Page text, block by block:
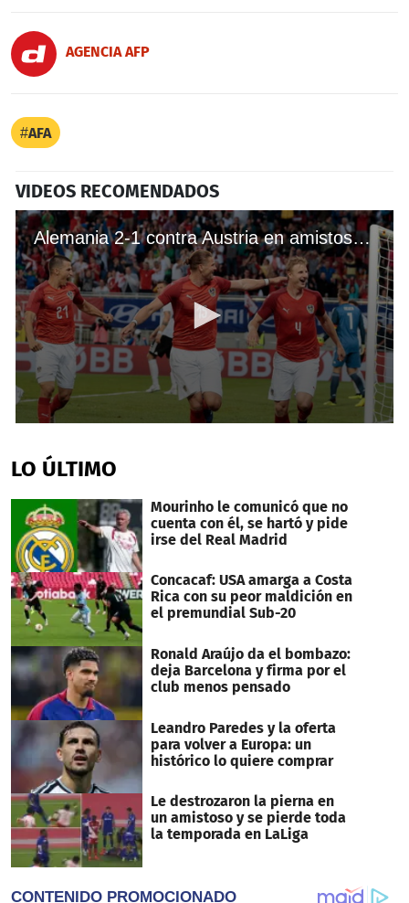
AGENCIA AFP
AFA
VIDEOS RECOMENDADOS
Alemania 2-1 contra Austria en amistoso previo al Mundial Rusia 2018
of
1
29
seconds
LO ÚLTIMO
Mourinho le comunicó que no
cuenta con él, se hartó y pide
irse del Real Madrid
Concacaf: USA amarga a Costa
Rica con su peor maldición en
el premundial Sub-20
Ronald Araújo da el bombazo:
deja Barcelona y firma por el
club menos pensado
Leandro Paredes y la oferta
para volver a Europa: un
histórico lo quiere comprar
Le destrozaron la pierna en
un amistoso y se pierde toda
la temporada en LaLiga